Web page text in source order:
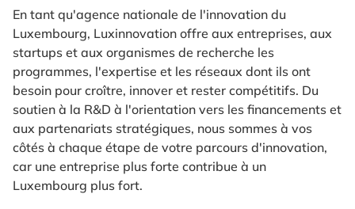
En tant qu'agence nationale de l'innovation du
Luxembourg, Luxinnovation offre aux entreprises, aux
startups et aux organismes de recherche les
programmes, l'expertise et les réseaux dont ils ont
besoin pour croître, innover et rester compétitifs. Du
soutien à la R&D à l'orientation vers les financements et
aux partenariats stratégiques, nous sommes à vos
côtés à chaque étape de votre parcours d'innovation,
car une entreprise plus forte contribue à un
Luxembourg plus fort.